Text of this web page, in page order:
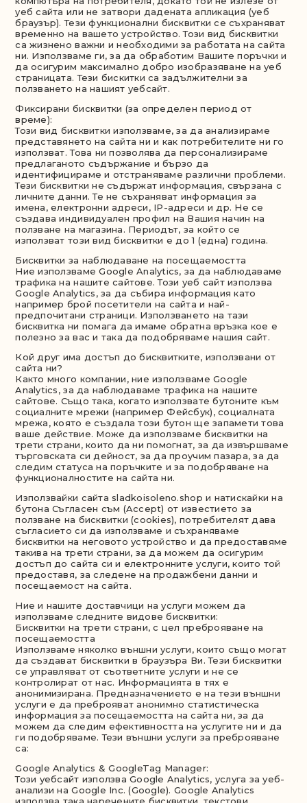
За нас
Съставки
Контакти
yeб caйтa или нe зaтвopи дaдeнaтa aпликaция (yeб
бpayзъp). Тези функционални бисквитки се съхраняват
временно на вашето устройство. Този вид бисквитки
са жизнено важни и необходими за работата на сайта
ни. Използваме ги, за да обработим Вашите поръчки и
да осигурим максимално добро изобразяване на уеб
страницата. Тези бискитки са задължителни за
ползването на нашият уебсайт.
Фиксирани бисквитки (за определен период от
време):
Този вид бисквитки използваме, за да анализираме
представянето на сайта ни и как потребителите ни го
използват. Това ни позволява да персонализираме
предлаганото съдържание и бързо да
идентифицираме и отстраняваме различни проблеми.
Тези бисквитки не съдържат информация, свързана с
личните данни. Те не съхраняват информация за
имена, електронни адреси, IP-адреси и др. Не се
създава индивидуален профил на Вашия начин на
ползване на магазина. Периодът, за който се
използват този вид бисквитки е до 1 (една) година.
Бисквитки за наблюдаване на посещаемостта
Ние използваме Google Analytics, за да наблюдаваме
трафика на нашите сайтове. Този уеб сайт използва
Google Analytics, за да събира информация като
например брой посетители на сайта и най-
предпочитани страници. Използването на тази
бисквитка ни помага да имаме обратна връзка кое е
полезно за вас и така да подобряваме нашия сайт.
Кой друг има достъп до бисквитките, използвани от
сайта ни?
Както много компании, ние използваме Google
Analytics, за да наблюдаваме трафика на нашите
сайтове. Също така, когато използвате бутоните към
социалните мрежи (например Фейсбук), социалната
мрежа, която е създала този бутон ще запамети това
ваше действие. Може да използваме бисквитки на
трети страни, които да ни помогнат, за да извършваме
търговската си дейност, за да проучим пазара, за да
следим статуса на поръчките и за подобряване на
функционалностите на сайта ни.
Използвайки сайта sladkoisoleno.shop и натискайки на
бутона Съгласен съм (Accept) от известието за
ползване на бисквитки (cookies), потребителят дава
съгласието си да използваме и съхраняваме
бисквитки на неговото устройство и да предоставяме
такива на трети страни, за да можем да осигурим
достъп до сайта си и електронните услуги, които той
предоставя, за следене на продажбени данни и
посещаемост на сайта.
Ние и нашите доставчици на услуги можем да
използваме следните видове бисквитки:
Бисквитки на трети страни, с цел преброяване на
посещаемостта
Използваме няколко външни услуги, които също могат
да създават бисквитки в браузъра Ви. Тези бисквитки
се управляват от съответните услуги и не се
контролират от нас. Информацията в тях е
анонимизирана. Предназначението е на тези външни
услуги е да преброяват анонимно статистическа
информация за посещаемостта на сайта ни, за да
можем да следим ефективността на услугите ни и да
ги подобряваме. Тези външни услуги за преброяване
са:
Google Analytics & GoogleTag Manager:
Този уебсайт използва Google Analytics, услуга за уеб-
анализи на Google Inc. (Google). Google Analytics